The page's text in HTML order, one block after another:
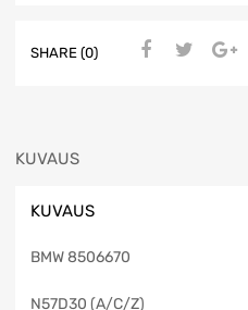
SHARE (0)
KUVAUS
KUVAUS
BMW 8506670
N57D30 (A/C/Z)